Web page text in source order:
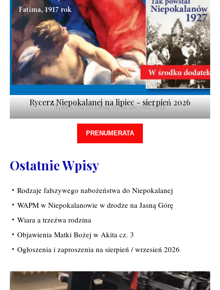
Rycerz Niepokalanej lipiec-sierpień 2026
Rycerz Niepokalanej na lipiec - sierpień 2026
PRENUMERATA
Ostatnie Wpisy
Rodzaje fałszywego nabożeństwa do Niepokalanej
WAPM w Niepokalanowie w drodze na Jasną Górę
Wiara a trzeźwa rodzina
Objawienia Matki Bożej w Akita cz. 3
Ogłoszenia i zaproszenia na sierpień / wrzesień 2026